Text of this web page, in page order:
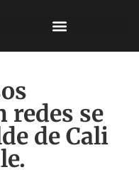
redes se
de Cali